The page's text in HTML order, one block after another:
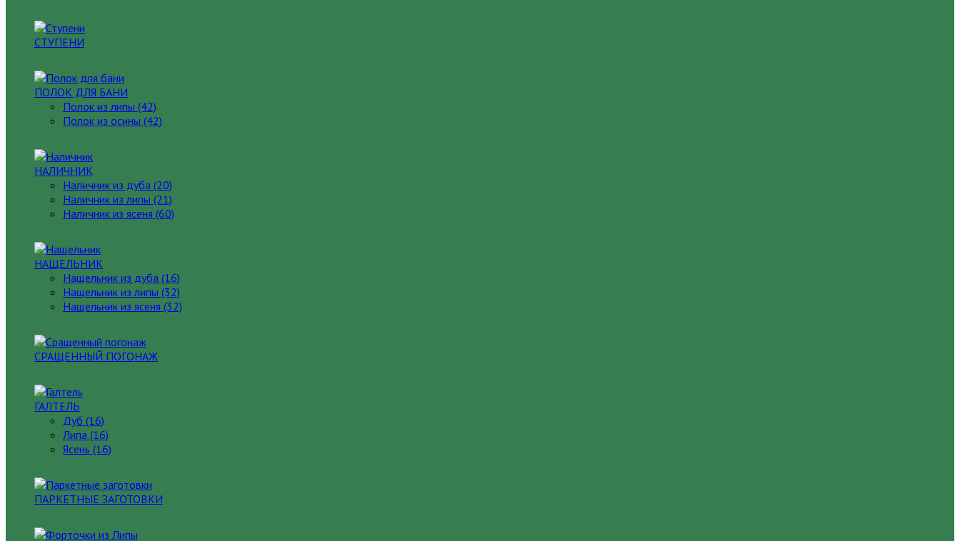
СТУПЕНИ
ПОЛОК ДЛЯ БАНИ
Полок из липы (42)
Полок из осины (42)
НАЛИЧНИК
Наличник из дуба (20)
Наличник из липы (21)
Наличник из ясеня (60)
НАЩЕЛЬНИК
Нащельник из дуба (16)
Нащельник из липы (32)
Нащельник из ясеня (32)
СРАЩЕННЫЙ ПОГОНАЖ
ГАЛТЕЛЬ
Дуб (16)
Липа (16)
Ясень (16)
ПАРКЕТНЫЕ ЗАГОТОВКИ